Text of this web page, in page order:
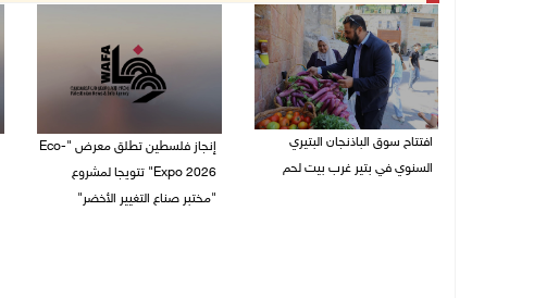
افتتاح سوق الباذنجان البتيري
السنوي في بتير غرب بيت لحم
إنجاز فلسطين تطلق معرض "Eco-
Expo 2026" تتويجا لمشروع
"مختبر صناع التغيير الأخضر"